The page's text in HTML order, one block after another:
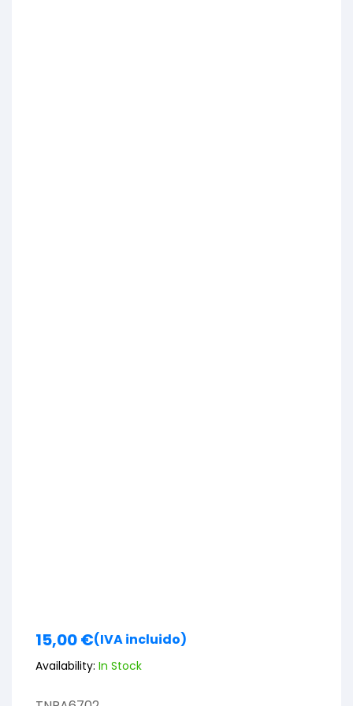
15,00€(IVA incluido)
Availability: In Stock